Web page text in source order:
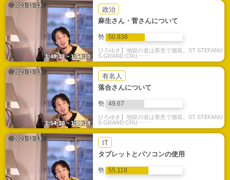
2021-11-13
政治
麻生さん・菅さんについて
勢 50.838
ひろゆき】地獄の道は善意で舗装。ST STEFANU
S GRAND CRU ⋯⋯
1:48:32 ~ 1:54:10
2021-11-13
有名人
落合さんについて
勢 49.67
ひろゆき】地獄の道は善意で舗装。ST STEFANU
S GRAND CRU ⋯⋯
1:54:10 ~ 1:59:18
2021-11-13
IT
タブレットとパソコンの使用
勢 55.118